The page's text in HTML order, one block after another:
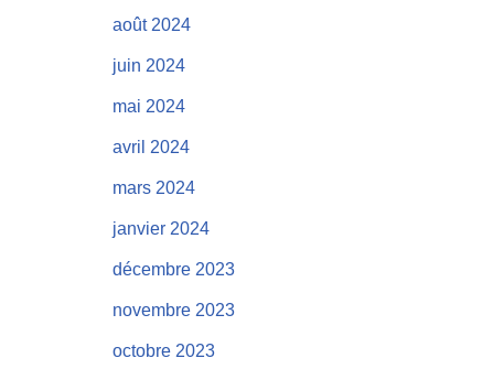
août 2024
juin 2024
mai 2024
avril 2024
mars 2024
janvier 2024
décembre 2023
novembre 2023
octobre 2023